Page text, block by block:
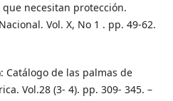
necesitan protección.
Vol. X, No 1 . pp. 49-62.
Catálogo de las palmas de
Vol.28 (3- 4). pp. 309- 345. –